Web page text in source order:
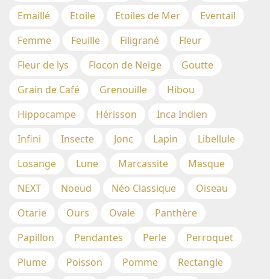
Emaillé
Etoile Etoiles de Mer
Eventail
Femme
Feuille Filigrané
Fleur
Fleur de lys
Flocon de Neige
Goutte
Grain de Café
Grenouille
Hibou
Hippocampe
Hérisson
Inca Indien
Infini
Insecte Jonc Lapin
Libellule
Losange
Lune Marcassite
Masque
NEXT
Noeud Néo Classique
Oiseau
Otarie
Ours Ovale
Panthère
Papillon
Pendantes Perle
Perroquet
Plume
Poisson Pomme
Rectangle